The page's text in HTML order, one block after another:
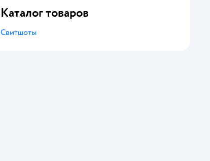
Каталог товаров
Свитшоты